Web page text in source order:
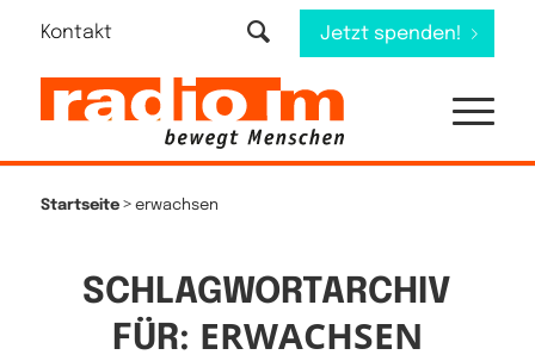
Kontakt Jetzt spenden!
Startseite> erwachsen
SCHLAGWORTARCHIV
FÜR: ERWACHSEN